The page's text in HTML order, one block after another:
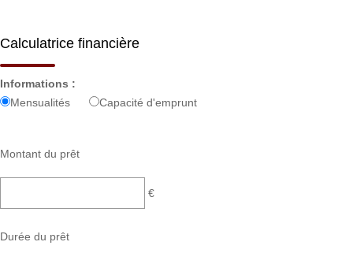
Calculatrice financière
Informations :
Mensualités
Capacité d'emprunt
Montant du prêt
€
Durée du prêt